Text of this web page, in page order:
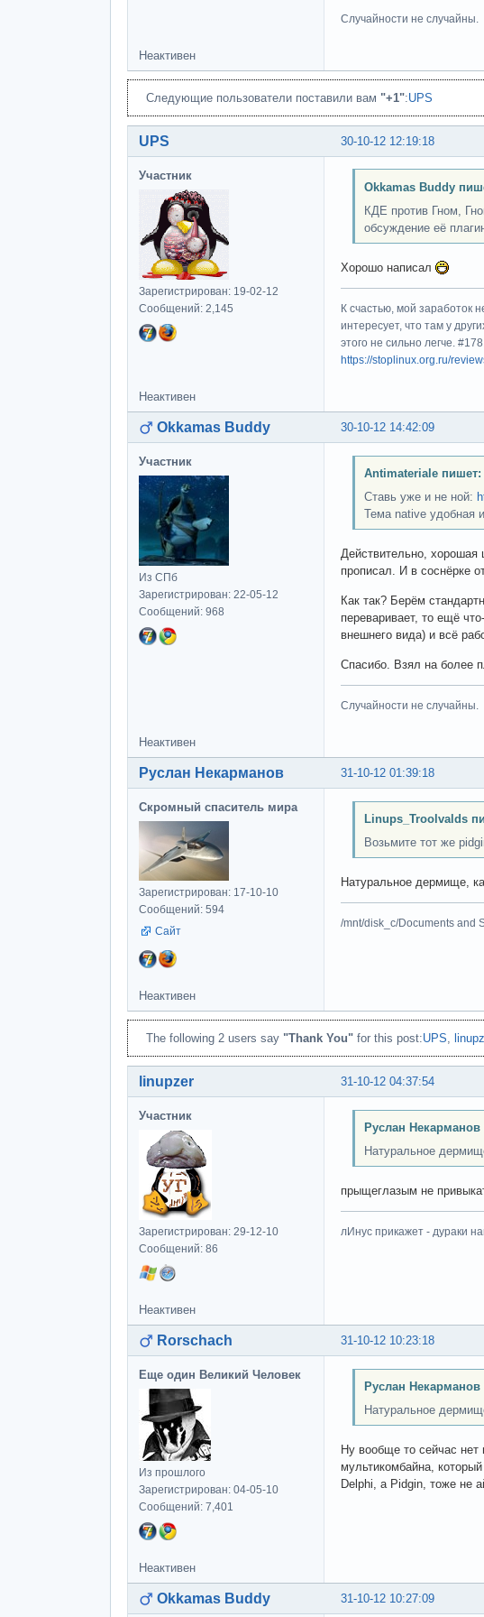
Случайности не случайны.
Неактивен
Следующие пользователи поставили вам "+1":UPS
30-10-12 12:19:18
UPS
Участник
Зарегистрирован: 19-02-12
Сообщений: 2,145
Okkamas Buddy
КДЕ против Гном,
обсуждение её
Хорошо написал
К счастью, мой заработок
интересует, что там у
этого не сильно легче.
https://stoplinux.org.ru/
Неактивен
30-10-12 14:42:09
Okkamas Buddy
Участник
Из СПб
Зарегистрирован: 22-05-12
Сообщений: 968
Antimateriale пишет:
Ставь уже и не ной:
Тема native удобная
Действительно, хорошая
прописал. И в соснёрке
Как так? Берём
переваривает, то ещё
внешнего вида) и всё
Спасибо. Взял на более
Случайности не случайны.
Неактивен
31-10-12 01:39:18
Руслан Некарманов
Скромный спаситель мира
Зарегистрирован: 17-10-10
Сообщений: 594
Сайт
Linups_Troolvalds
Возьмите тот же
Натуральное дермище,
/mnt/disk_c/Documents and
Неактивен
The following 2 users say "Thank You" for this post:UPS
31-10-12 04:37:54
linupzer
Участник
Зарегистрирован: 29-12-10
Сообщений: 86
Руслан Некарманов
Натуральное
прыщеглазым не
лИнус прикажет - дураки
Неактивен
31-10-12 10:23:18
Rorschach
Еще один Великий Человек
Из прошлого
Зарегистрирован: 04-05-10
Сообщений: 7,401
Руслан Некарманов
Натуральное
Ну вообще то сейчас
мультикомбайна,
Delphi, а Pidgin, тоже не
Неактивен
31-10-12 10:27:09
Okkamas Buddy